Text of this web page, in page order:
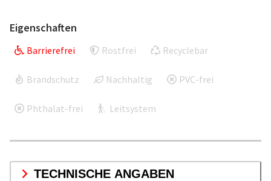
Eigenschaften
Barrierefrei Rostfrei Recyclebar
Brandschutz Nachhaltig PVC-frei
Phthalat-frei Leitsystem
TECHNISCHE ANGABEN